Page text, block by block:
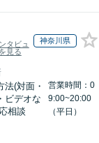
タビュ
見る
神奈川県
法(対面・
ビデオな
相談
営業時間：0
9:00~20:00
（平日）